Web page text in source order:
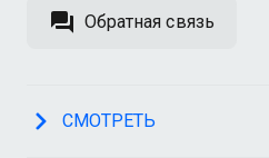
Обратная связь
СМОТРЕТЬ